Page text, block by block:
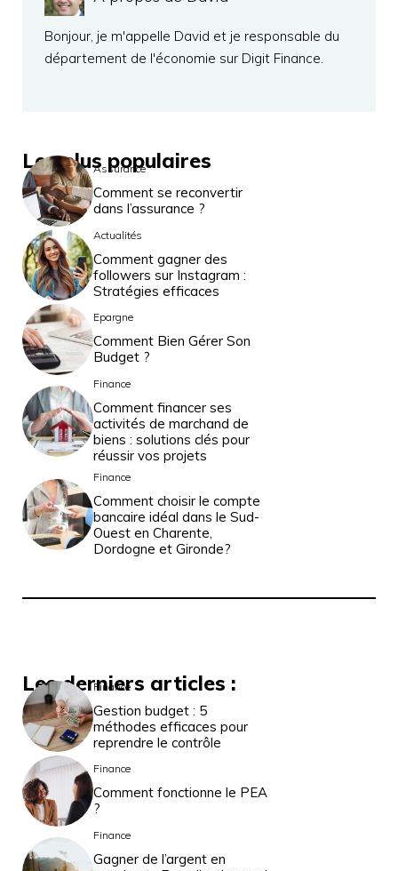
Bonjour, je m'appelle David et je responsable du
département de l'économie sur Digit Finance.
Les plus populaires
Assurance
Comment se reconvertir
dans l’assurance ?
Actualités
Comment gagner des
followers sur Instagram :
Stratégies efficaces
Epargne
Comment Bien Gérer Son
Budget ?
Finance
Comment financer ses
activités de marchand de
biens : solutions clés pour
réussir vos projets
Finance
Comment choisir le compte
bancaire idéal dans le Sud-
Ouest en Charente,
Dordogne et Gironde?
Les derniers articles :
Finance
Gestion budget : 5
méthodes efficaces pour
reprendre le contrôle
Finance
Comment fonctionne le PEA
?
Finance
Gagner de l’argent en